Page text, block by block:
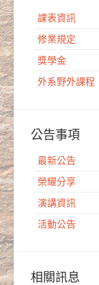
課表資訊
修業規定
獎學金
外系野外課程
公告事項
最新公告
榮耀分享
演講資訊
活動公告
相關訊息